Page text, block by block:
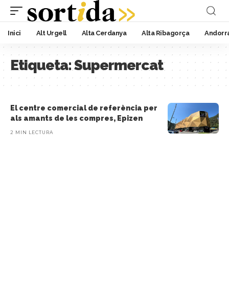
Inici Alt Urgell Alta Cerdanya Alta Ribagorça
Etiqueta:Supermercat
El centre comercial de referència per
als amants de les compres, Epizen
2 MIN LECTURA